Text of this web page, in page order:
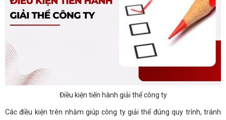
Điều kiện tiến hành giải thể công ty
Các điều kiện trên nhằm giúp công ty giải thể đúng quy trình, tránh